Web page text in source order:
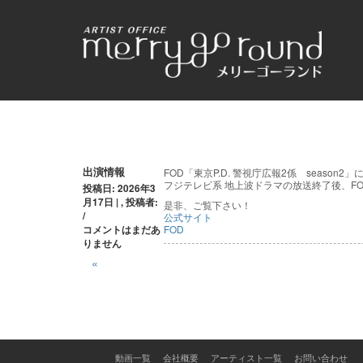
出演情報
投稿日: 2026年3
月17日 | , 投稿者:
/
コメントはまだあ
りません
FOD「東京P.D. 警視庁広報2係 season2」
フジテレビ系 地上波ドラマの放送終了後、
是非、ご覧下さい！
公式サイト
FOD
投
稿
ナ
ビ
シ
«
動画一覧 会社概要 アーティスト一覧 お問い合わせ